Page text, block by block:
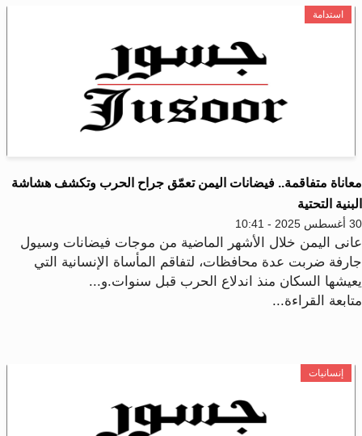
استدامة
متفاقمة.. فيضانات اليمن تعمّق جراح الحرب وتكشف هشاشة
التحتية
- 10:41
اليمن خلال الأشهر الماضية من موجات فيضانات وسيول
ضربت عدة محافظات، لتفاقم المأساة الإنسانية التي
السكان منذ اندلاع الحرب قبل سنوات.و...
القراءة...
إنسانيات